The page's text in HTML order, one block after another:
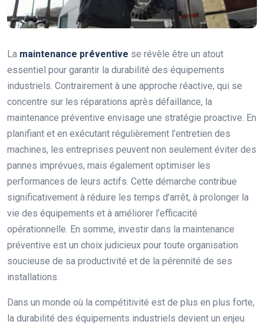
La maintenance préventive se révèle être un atout
essentiel pour garantir la durabilité des équipements
industriels. Contrairement à une approche réactive, qui se
concentre sur les réparations après défaillance, la
maintenance préventive envisage une stratégie proactive. En
planifiant et en exécutant régulièrement l’entretien des
machines, les entreprises peuvent non seulement éviter des
pannes imprévues, mais également optimiser les
performances de leurs actifs. Cette démarche contribue
significativement à réduire les temps d’arrêt, à prolonger la
vie des équipements et à améliorer l’efficacité
opérationnelle. En somme, investir dans la maintenance
préventive est un choix judicieux pour toute organisation
soucieuse de sa productivité et de la pérennité de ses
installations.
Dans un monde où la compétitivité est de plus en plus forte,
la durabilité des équipements industriels devient un enjeu